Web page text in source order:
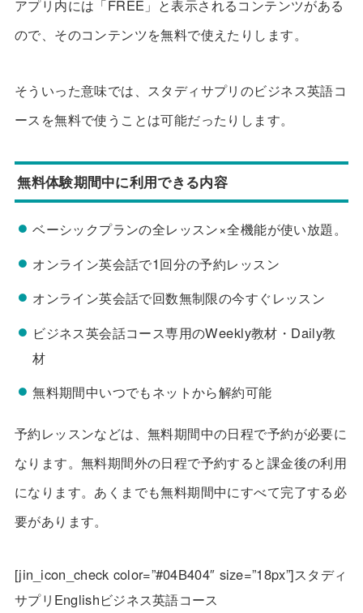
アプリ内には 「FREE」 と表示されるコンテンツがある
ので、そのコンテンツを無料で使えたりします。
そういった意味では、スタディサプリのビジネス英語コ
ースを無料で使うことは可能だったりします。
無料体験期間中に利用できる内容
ベーシックプランの全レッスン×全機能が使い放題。
オンライン英会話で1回分の予約レッスン
オンライン英会話で回数無制限の今すぐレッスン
ビジネス英会話コース専用のWeekly教材・Daily教
材
無料期間中いつでもネットから解約可能
予約レッスンなどは、無料期間中の日程で予約が必要に
なります。無料期間外の日程で予約すると課金後の利用
になります。あくまでも無料期間中にすべて完了する必
要があります。
[jin_icon_check color=”#04B404″ size=”18px”]スタディ
サプリEnglishビジネス英語コース